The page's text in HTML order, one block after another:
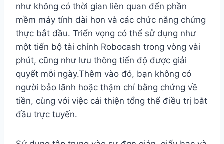
như không có thời gian liên quan đến phần
mềm máy tính dài hơn và các chức năng chứng
thực bắt đầu. Triển vọng có thể sử dụng như
một tiến bộ tài chính Robocash trong vòng vài
phút, cũng như lưu thông tiến độ được giải
quyết mỗi ngày.Thêm vào đó, bạn không có
người bảo lãnh hoặc thậm chí bằng chứng về
tiền, cùng với việc cải thiện tổng thể điều trị bắt
đầu trực tuyến.